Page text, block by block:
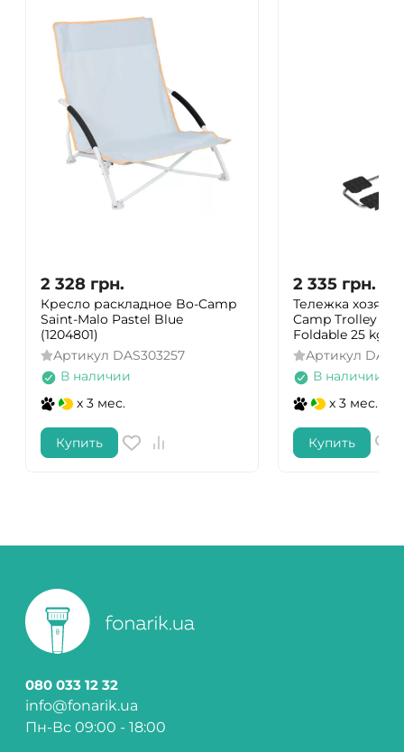
2 328 грн.
Кресло раскладное Bo-Camp
Saint-Malo Pastel Blue
(1204801)
Артикул DAS303257
В наличии
x 3 мес.
Купить
2 335 грн.
Тележка
Camp Trolley
Foldable 25 kg
Артикул
В наличии
x 3 мес.
Купить
080 033 12 32
info@fonarik.ua
Пн-Вс 09:00 - 18:00